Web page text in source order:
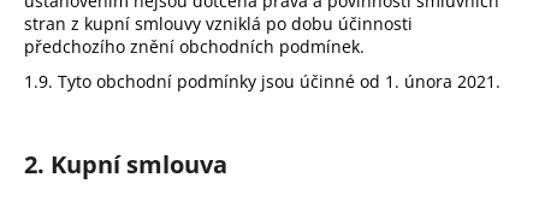
stran z kupní smlouvy vzniklá po dobu účinnosti
předchozího znění obchodních podmínek.
1.9. Tyto obchodní podmínky jsou účinné od 1. února 2021.
2. Kupní smlouva